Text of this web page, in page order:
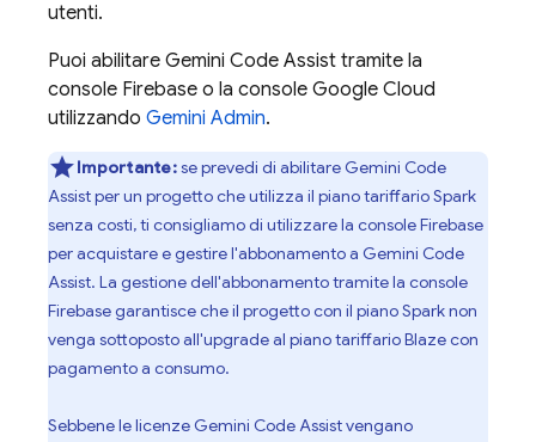
utenti.
Puoi abilitare Gemini Code Assist tramite la
console Firebase o la console Google Cloud
utilizzando Gemini Admin.
Importante:se prevedi di abilitare Gemini Code
Assistper un progetto che utilizza il piano tariffario Spark
senza costi, ti consigliamo di utilizzare la consoleFirebase
per acquistare e gestire l'abbonamento a Gemini Code
Assist. La gestione dell'abbonamento tramite la console
Firebasegarantisce che il progetto con il piano Spark non
venga sottoposto all'upgrade al piano tariffario Blaze con
pagamento a consumo.
Sebbene le licenze Gemini Code Assistvengano